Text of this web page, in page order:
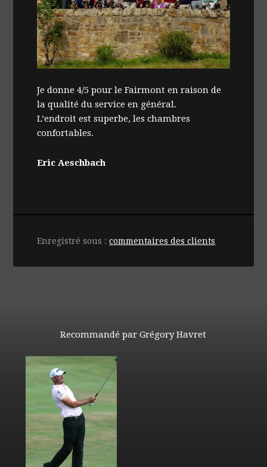
Je donne 4/5 pour le Fairmont en raison de
la qualité du service en général.
L’endroit est superbe, les chambres
confortables.
Eric Aeschbach
Enregistré sous :commentaires des clients
Recommandé par Grégory Havret